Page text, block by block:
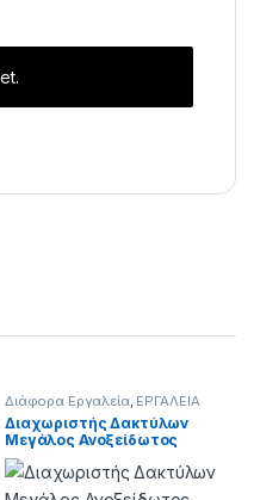
Διάφορα Εργαλεία, ΕΡΓΑΛΕΙΑ
Διαχωριστής Δακτύλων
Μεγάλος Ανοξείδωτος
(Stainless Steel)